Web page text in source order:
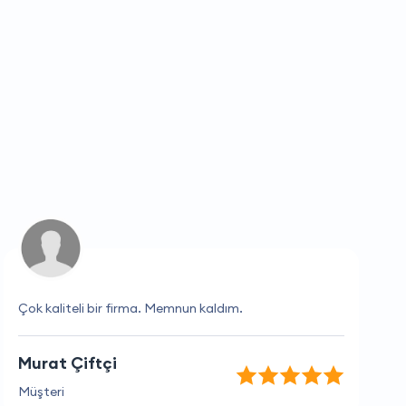
Çok kaliteli bir firma. Memnun kaldım.
Murat Çiftçi
Müşteri